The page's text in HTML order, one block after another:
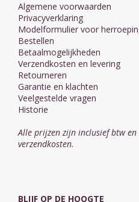
Algemene voorwaarden
Privacyverklaring
Modelformulier voor
Bestellen
Betaalmogelijkheden
Verzendkosten en levering
Retourneren
Garantie en klachten
Veelgestelde vragen
Historie
Alle prijzen zijn inclusief btw en
verzendkosten.
BLIJF OP DE HOOGTE